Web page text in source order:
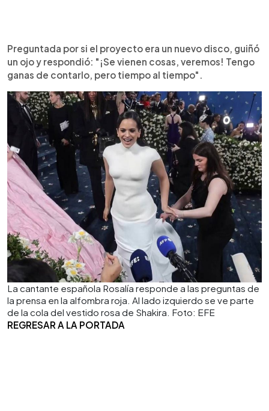
Preguntada por si el proyecto era un nuevo disco, guiñó
un ojo y respondió: "¡Se vienen cosas, veremos! Tengo
ganas de contarlo, pero tiempo al tiempo".
La cantante española Rosalía responde a las preguntas de
la prensa en la alfombra roja. Al lado izquierdo se ve parte
de la cola del vestido rosa de Shakira. Foto: EFE
REGRESAR A LA PORTADA